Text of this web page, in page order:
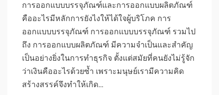
การออกแบบบรรจุภัณฑ์และการออกแบบผลิตภัณฑ์
คืออะไรมีหลักการยังไงให้ได้ใจผู้บริโภค การ
ออกแบบบรรจุภัณฑ์ การออกแบบบรรจุภัณฑ์ รวมไป
ถึง การออกแบบผลิตภัณฑ์ มีความจำเป็นและสำคัญ
เป็นอย่างยิ่งในการทำธุรกิจ ตั้งแต่สมัยที่คนยังไม่รู้จัก
ว่าเงินคืออะไรด้วยซ้ำ เพราะมนุษย์เรามีความคิด
สร้างสรรค์จึงทำให้เกิด…